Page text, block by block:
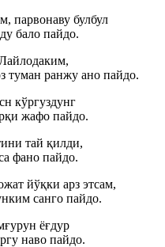
парвонаву булбул
бало пайдо.
ранжу ано пайдо.
кўргуздунг
жафо пайдо.
тай қилди,
фано пайдо.
йўқки арз этсам,
санго пайдо.
ёғдур
наво пайдо.